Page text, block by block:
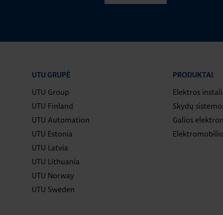
UTU GRUPĖ
UTU Group
UTU Finland
UTU Automation
UTU Estonia
UTU Latvia
UTU Lithuania
UTU Norway
UTU Sweden
PRODUKTAI
Elektros
Skydų
Galios